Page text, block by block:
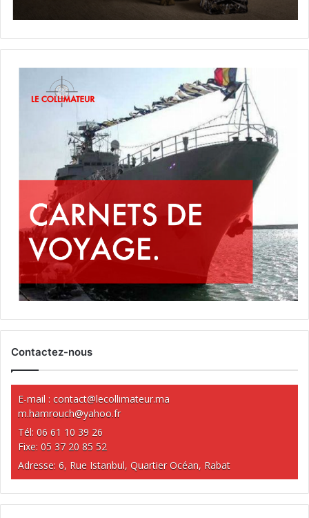
Contactez-nous
E-mail : contact@lecollimateur.ma
m.hamrouch@yahoo.fr
Tél: 06 61 10 39 26
Fixe: 05 37 20 85 52
Adresse: 6, Rue Istanbul, Quartier Océan, Rabat